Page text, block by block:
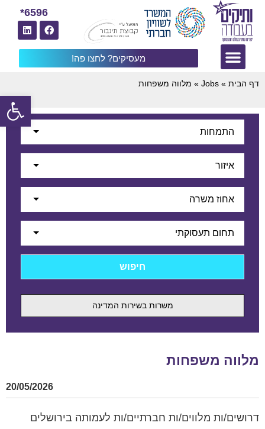
מעסיקים? לחצו פה!
6596*
דף הבית »
Jobs
» מלווה משפחות
התמחות
איזור
אחוז משרה
תחום תעסוקתי
משרות בשירות המדינה
מלווה משפחות
20/05/2026
דרושים/ות מלווים/ות חברתיים/ות לעמותה בירושלים